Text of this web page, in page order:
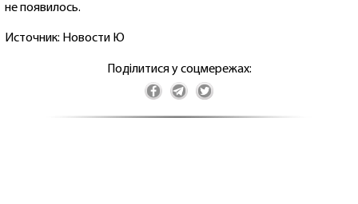
не появилось.
Источник: Новости Ю
Поділитися у соцмережах: